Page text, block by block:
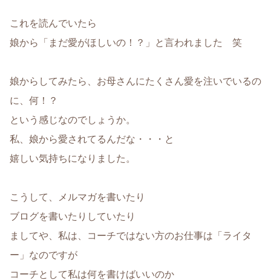
これを読んでいたら
娘から「まだ愛がほしいの！？」と言われました 笑
娘からしてみたら、お母さんにたくさん愛を注いでいるの
に、何！？
という感じなのでしょうか。
私、娘から愛されてるんだな・・・と
嬉しい気持ちになりました。
こうして、メルマガを書いたり
ブログを書いたりしていたり
ましてや、私は、コーチではない方のお仕事は「ライタ
ー」なのですが
コーチとして私は何を書けばいいのか